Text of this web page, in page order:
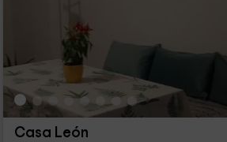
Casa León